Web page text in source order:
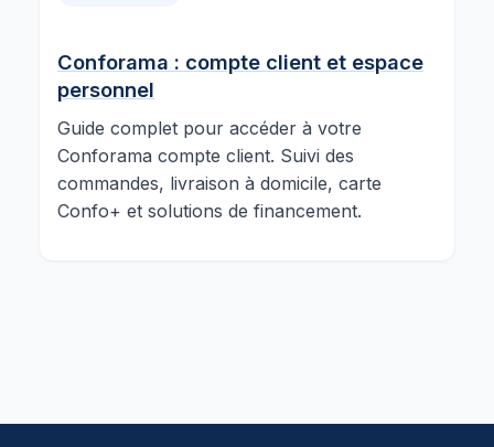
Conforama : compte client et espace
personnel
Guide complet pour accéder à votre
Conforama compte client. Suivi des
commandes, livraison à domicile, carte
Confo+ et solutions de financement.